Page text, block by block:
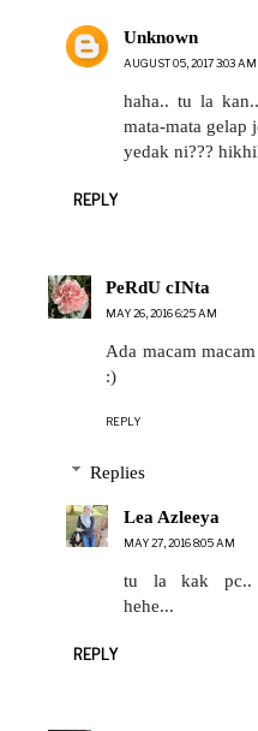
Unknown
AUGUST 05, 2017 3:03 AM
haha.. tu la
mata-mata gelap
yedak ni???
REPLY
PeRdU cINta
MAY 26, 2016 6:25 AM
Ada macam
:)
REPLY
Replies
Lea Azleeya
MAY 27, 2016 8:05 AM
tu la kak pc..
hehe...
REPLY